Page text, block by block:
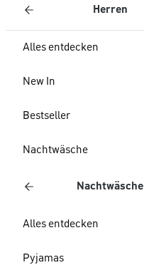
Herren
Alles entdecken
New In
Bestseller
Nachtwäsche
Nachtwäsche
Alles entdecken
Pyjamas